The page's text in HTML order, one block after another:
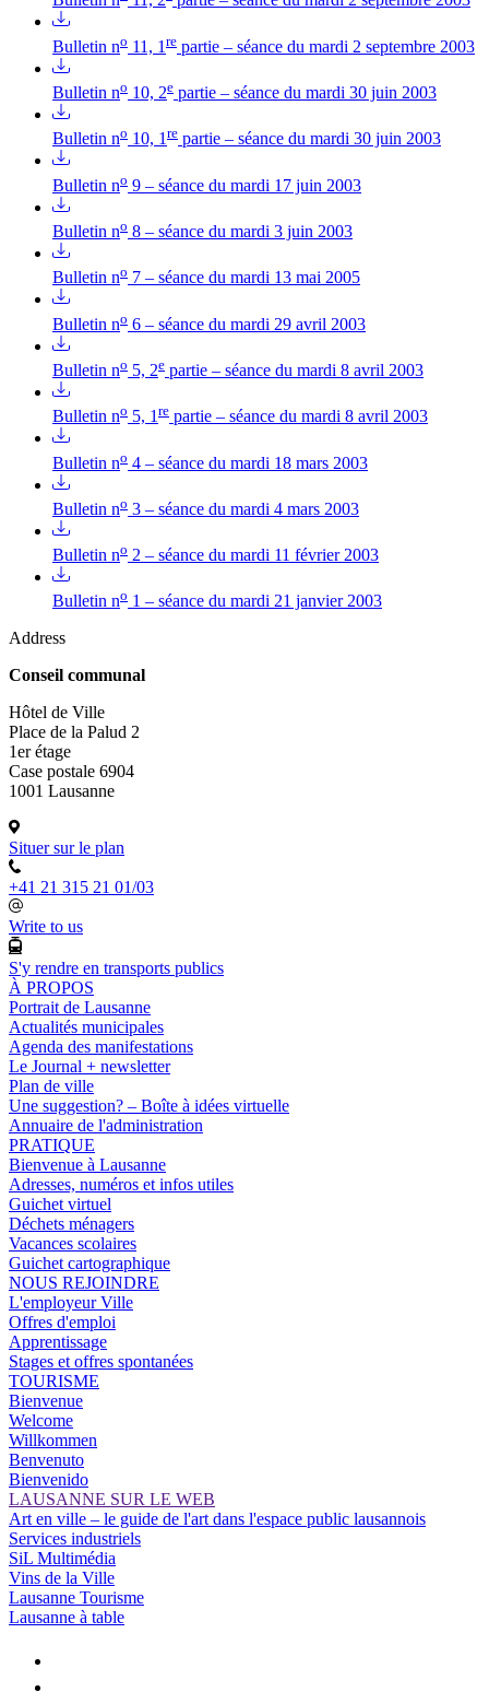
Bulletin no 11, 1 re partie – séance du mardi 2 septembre 2003
Bulletin no 10, 2e partie – séance du mardi 30 juin 2003
Bulletin no 10, 1 re partie – séance du mardi 30 juin 2003
Bulletin no 9 – séance du mardi 17 juin 2003
Bulletin no 8 – séance du mardi 3 juin 2003
Bulletin no 7 – séance du mardi 13 mai 2005
Bulletin no 6 – séance du mardi 29 avril 2003
Bulletin no 5, 2e partie – séance du mardi 8 avril 2003
Bulletin no 5, 1 re partie – séance du mardi 8 avril 2003
Bulletin no 4 – séance du mardi 18 mars 2003
Bulletin no 3 – séance du mardi 4 mars 2003
Bulletin no 2 – séance du mardi 11 février 2003
Bulletin no 1 – séance du mardi 21 janvier 2003
Address
Conseil communal
Hôtel de Ville
Place de la Palud 2
1er étage
Case postale 6904
1001 Lausanne
Situer sur le plan
+41 21 315 21 01/03
Write to us
S'y rendre en transports publics
À PROPOS
Portrait de Lausanne
Actualités municipales
Agenda des manifestations
Le Journal + newsletter
Plan de ville
Une suggestion? – Boîte à idées virtuelle
Annuaire de l'administration
PRATIQUE
Bienvenue à Lausanne
Adresses, numéros et infos utiles
Guichet virtuel
Déchets ménagers
Vacances scolaires
Guichet cartographique
NOUS REJOINDRE
L'employeur Ville
Offres d'emploi
Apprentissage
Stages et offres spontanées
TOURISME
Bienvenue
Welcome
Willkommen
Benvenuto
Bienvenido
LAUSANNE SUR LE WEB
Art en ville – le guide de l'art dans l'espace public lausannois
Services industriels
SiL Multimédia
Vins de la Ville
Lausanne Tourisme
Lausanne à table